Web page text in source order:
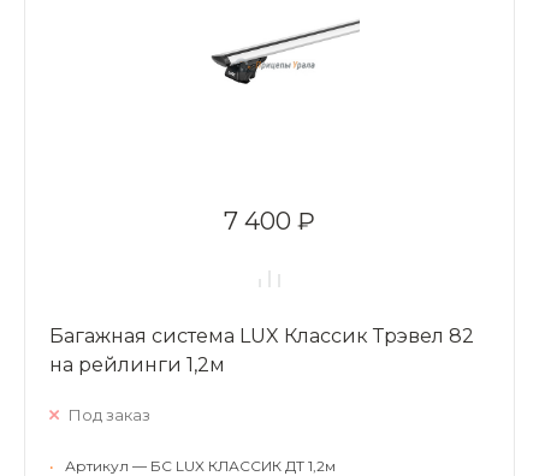
7 400 ₽
Багажная система LUX Классик Трэвел 82
на рейлинги 1,2м
Под заказ
•
Артикул — БС LUX КЛАССИК ДТ 1,2м